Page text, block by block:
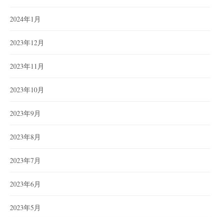
2024年1月
2023年12月
2023年11月
2023年10月
2023年9月
2023年8月
2023年7月
2023年6月
2023年5月